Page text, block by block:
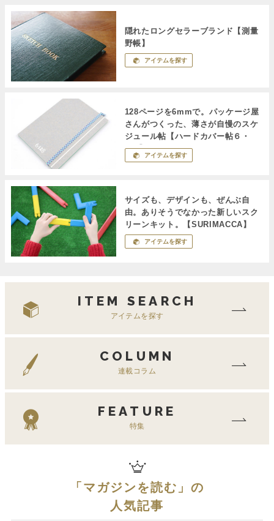
隠れたロングセラーブランド【測量
野帳】
アイテムを探す
128ページを6mmで。パッケージ屋
さんがつくった、薄さが自慢のスケ
ジュール帖【ハードカバー帖６・
128】
アイテムを探す
サイズも、デザインも、ぜんぶ自
由。ありそうでなかった新しいスク
リーンキット。【SURIMACCA】
アイテムを探す
ITEM SEARCH
アイテムを探す
COLUMN
連載コラム
FEATURE
特集
「 マガジンを読む 」の
人気記事